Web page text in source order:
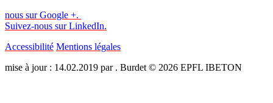
nous sur Google +.
Suivez-nous sur LinkedIn.
Accessibilité Mentions légales
mise à jour : 14.02.2019 par . Burdet © 2026 EPFL IBETON